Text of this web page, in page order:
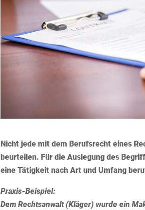
Nicht jede mit dem Berufsrecht eines
beurteilen. Für die Auslegung des
eine Tätigkeit nach Art und Umfang
Praxis-Beispiel:
Dem Rechtsanwalt (Kläger) wurde ein